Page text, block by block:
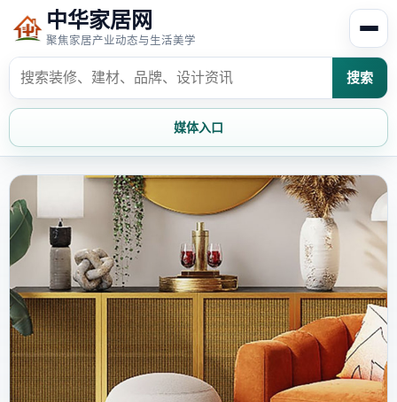
中华家居网
聚焦家居产业动态与生活美学
搜索
媒体入口
家居资讯
家居风水
时尚饰家 装修设计
家具知识 家居文化
家装攻略 创意家居